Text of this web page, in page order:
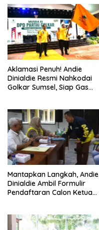
Aklamasi Penuh! Andie
Dinialdie Resmi Nahkodai
Golkar Sumsel, Siap Gas
Mantapkan Langkah, Andie
Dinialdie Ambil Formulir
Pendaftaran Calon Ketua